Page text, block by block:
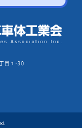
目１-30